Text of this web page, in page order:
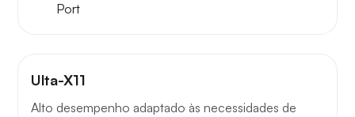
Port
Ulta-X11
Alto desempenho adaptado às necessidades de